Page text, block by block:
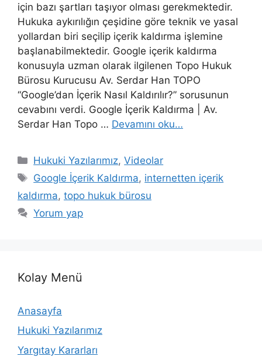
için bazı şartları taşıyor olması gerekmektedir.
Hukuka aykırılığın çeşidine göre teknik ve yasal
yollardan biri seçilip içerik kaldırma işlemine
başlanabilmektedir. Google içerik kaldırma
konusuyla uzman olarak ilgilenen Topo Hukuk
Bürosu Kurucusu Av. Serdar Han TOPO
“Google’dan İçerik Nasıl Kaldırılır?” sorusunun
cevabını verdi. Google İçerik Kaldırma | Av.
Serdar Han Topo … Devamını oku…
Kategoriler
Hukuki Yazılarımız,Videolar
Etiketler
Google İçerik Kaldırma, internetten içerik
kaldırma, topo hukuk bürosu
Yorum yap
Kolay Menü
Anasayfa
Hukuki Yazılarımız
Yargıtay Kararları